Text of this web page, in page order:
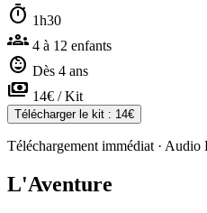
timer 1h30
groups 4 à 12 enfants
child_care Dès 4 ans
payments 14€ / Kit
Télécharger le kit : 14€
Téléchargement immédiat · Audio
L'Aventure